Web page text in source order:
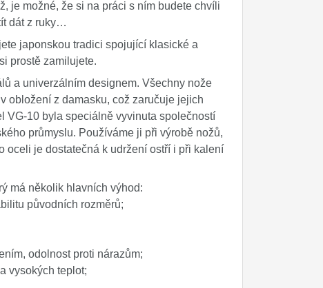
je možné, že si na práci s ním budete chvíli
dát z ruky…
japonskou tradici spojující klasické a
prostě zamilujete.
a univerzálním designem. Všechny nože
obložení z damasku, což zaručuje jejich
VG-10 byla speciálně vyvinuta společností
průmyslu. Používáme ji při výrobě nožů,
oceli je dostatečná k udržení ostří i při kalení
má několik hlavních výhod:
původních rozměrů;
odolnost proti nárazům;
vysokých teplot;